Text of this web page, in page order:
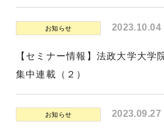
お知らせ 2023.10.04
【セミナー情報】法政大学大
集中連載（２）
お知らせ 2023.09.27